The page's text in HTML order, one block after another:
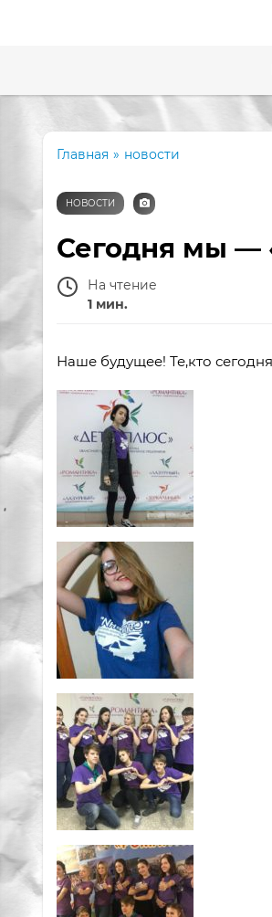
Главная » новости
НОВОСТИ
Сегодня мы —
На чтение
1 мин.
Наше будущее! Те,кто